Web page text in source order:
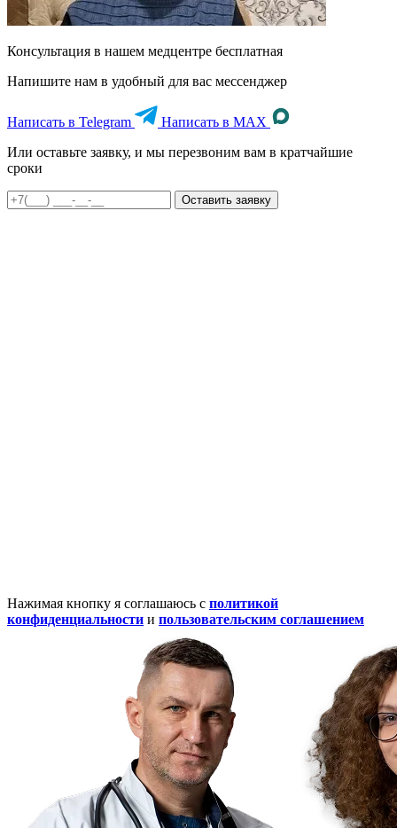
Консультация в нашем медцентре бесплатная
Напишите нам в удобный для вас мессенджер
Написать в Telegram
Написать в MAX
Или оставьте заявку, и мы перезвоним вам в кратчайшие
сроки
Оставить заявку
Нажимая кнопку я соглашаюсь с политикой
конфиденциальности и пользовательским соглашением